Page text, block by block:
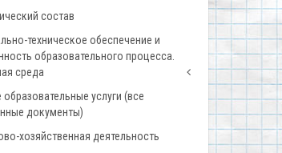
состав
техническое обеспечение и
образовательного процесса.
среда
образовательные услуги (все
документы)
хозяйственная деятельность